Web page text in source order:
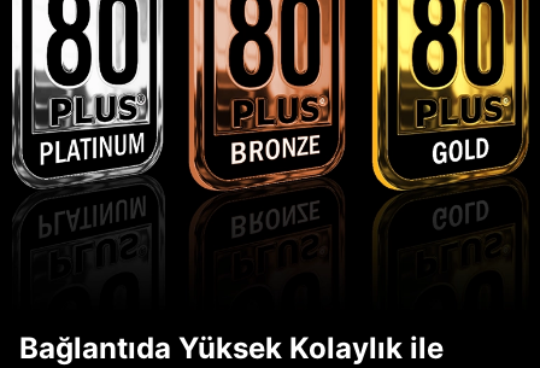
Bağlantıda Yüksek Kolaylık ile